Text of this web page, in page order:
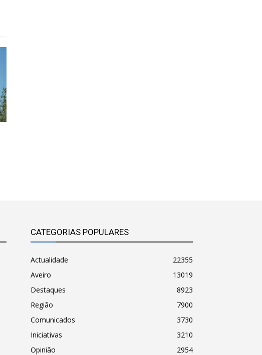
CATEGORIAS POPULARES
Actualidade
22355
Aveiro
13019
Destaques
8923
Região
7900
Comunicados
3730
Iniciativas
3210
Opinião
2954